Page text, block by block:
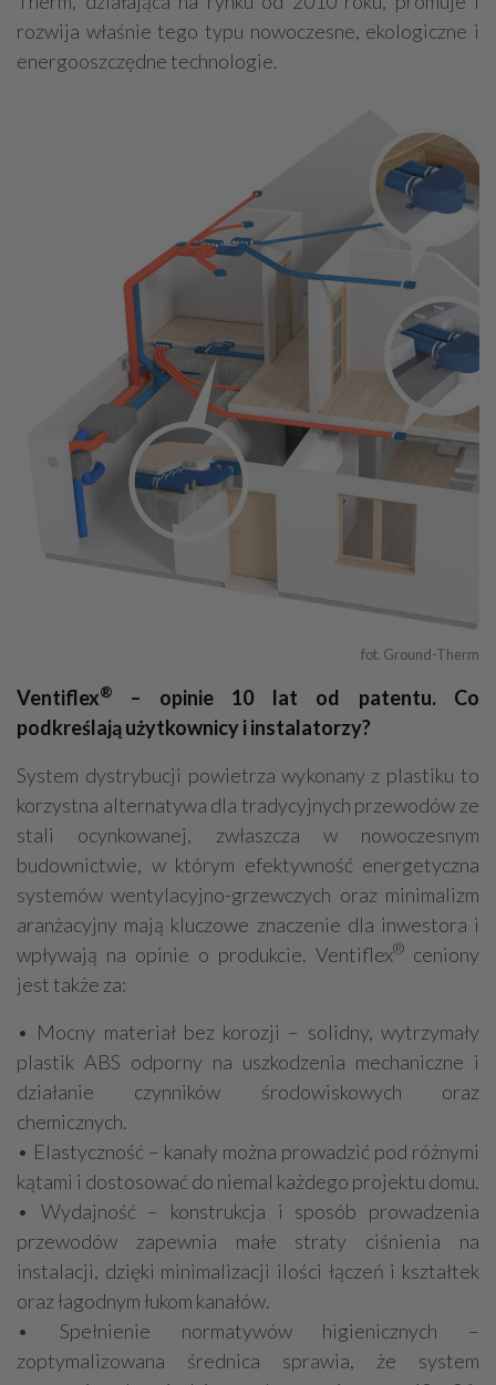
rozwija właśnie tego typu nowoczesne, ekologiczne i
energooszczędne technologie.
fot. Ground-Therm
Ventiflex®
– opinie 10 lat od patentu. Co
podkreślają użytkownicy i instalatorzy?
System dystrybucji powietrza wykonany z plastiku to
korzystna alternatywa dla tradycyjnych przewodów ze
stali ocynkowanej, zwłaszcza w nowoczesnym
budownictwie, w którym efektywność energetyczna
systemów wentylacyjno-grzewczych oraz minimalizm
aranżacyjny mają kluczowe znaczenie dla inwestora i
wpływają na opinie o produkcie. Ventiflex® ceniony
jest także za:
• Mocny materiał bez korozji – solidny, wytrzymały
plastik ABS odporny na uszkodzenia mechaniczne i
działanie czynników środowiskowych oraz
chemicznych.
• Elastyczność – kanały można prowadzić pod różnymi
kątami i dostosować do niemal każdego projektu domu.
• Wydajność – konstrukcja i sposób prowadzenia
przewodów zapewnia małe straty ciśnienia na
instalacji, dzięki minimalizacji ilości łączeń i kształtek
oraz łagodnym łukom kanałów.
• Spełnienie normatywów higienicznych –
zoptymalizowana średnica sprawia, że system